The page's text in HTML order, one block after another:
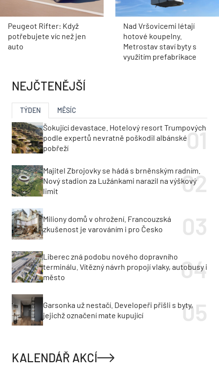
Peugeot Rifter: Když
potřebujete víc než jen
auto
Nad Vršovicemi létají
hotové koupelny.
Metrostav staví byty s
využitím prefabrikace
NEJČTENĚJŠÍ
TÝDEN MĚSÍC
Šokující devastace. Hotelový resort Trumpových
podle expertů nevratně poškodil albánské
pobřeží
Majitel Zbrojovky se hádá s brněnským radním.
Nový stadion za Lužánkami narazil na výškový
limit
Miliony domů v ohrožení. Francouzská
zkušenost je varováním i pro Česko
Liberec zná podobu nového dopravního
terminálu. Vítězný návrh propojí vlaky, autobusy i
město
Garsonka už nestačí. Developeři přišli s byty,
jejichž označení mate kupující
KALENDÁŘ AKCÍ